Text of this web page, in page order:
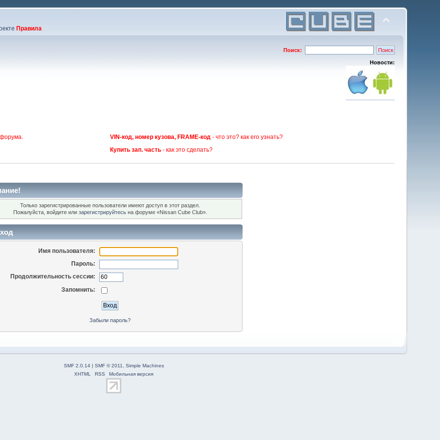
Правила
Поиск:
Новости:
форума. VIN-код, номер кузова, FRAME-код - что это? как его узнать?
Купить зап. часть - как это сделать?
Только зарегистрированные пользователи имеют доступ в этот раздел.
Пожалуйста, войдите или зарегистрируйтесьна форуме «Nissan Cube Club».
Имя пользователя:
Пароль:
Продолжительность сессии:
Запомнить:
Забыли пароль?
SMF 2.0.14| SMF © 2011
Simple Machines
XHTML
RSS Мобильная версия